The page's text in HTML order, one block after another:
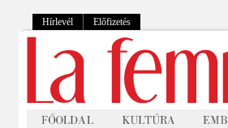
Hírlevél Előfizetés